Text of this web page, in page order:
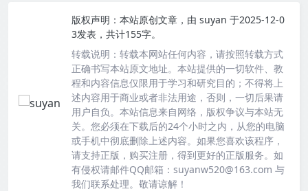
版权声明： 本站原创文章，由 suyan 于2025-12-0
3发表，共计155字。
转载说明： 转载本网站任何内容，请按照转载方式
正确书写本站原文地址。本站提供的一切软件、教
程和内容信息仅限用于学习和研究目的；不得将上
述内容用于商业或者非法用途，否则，一切后果请
用户自负。本站信息来自网络，版权争议与本站无
关。您必须在下载后的24个小时之内，从您的电脑
或手机中彻底删除上述内容。如果您喜欢该程序，
请支持正版，购买注册，得到更好的正版服务。如
有侵权请邮件QQ邮箱：suyanw520@163.com 与
我们联系处理。敬请谅解！